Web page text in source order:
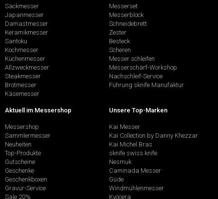
Sackmesser
Japanmesser
Damastmesser
Keramikmesser
Santoku
Kochmesser
Küchenmesser
Allzweckmesser
Steakmesser
Brotmesser
Käsemesser
Messerset
Messerblock
Schneidebrett
Zester
Besteck
Scheren
Messer schleifen
Messerschärf-Workshop
Nachschleif-Service
Führung sknife Manufaktur
Aktuell im Messershop
Messershop
Sammlermesser
Neuheiten
Top-Produkte
Gutscheine
Geschenke
Geschenkboxen
Gravur-Service
Sale 20%
Unsere Top-Marken
Kai Messer
Kai Collection by Danny Khezzar
Kai Michel Bras
sknife swiss knife
Nesmuk
Caminada Messer
Güde
Windmühlenmesser
Kyocera